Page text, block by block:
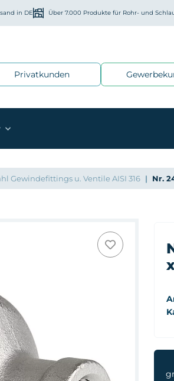
in DE Über 7.000 Produkte für Rohr- und
Privatkunden
Gewindefittings u. Ventile AISI 316 Nr.